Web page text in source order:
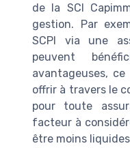
de la SCI
gestion. Par
SCPI via une
peuvent
avantageuses,
offrir à travers le
pour toute
facteur à
être moins